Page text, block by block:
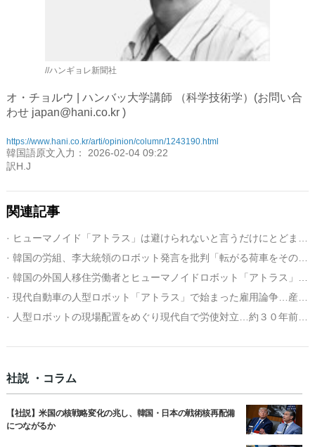
//ハンギョレ新聞社
オ・チョルウ | ハンバッ大学講師 （科学技術学）(お問い合
わせ japan@hani.co.kr )
https://www.hani.co.kr/arti/opinion/column/1243190.html
韓国語原文入力： 2026-02-04 09:22
訳H.J
関連記事
· 韓国の労組、李大統領のロボット発言を批判「転がる荷車をそのままにしておくのか」
· 現代自動車の人型ロボット「アトラス」で始まった雇用論争…産業・労働界の耳目集中
· 人型ロボットの現場配置をめぐり現代自で労使対立…約３０年前のデジャブ
社説 ・コラム
【社説】米国の核戦略変化の兆し、韓国・日本の戦術核再配備
につながるか